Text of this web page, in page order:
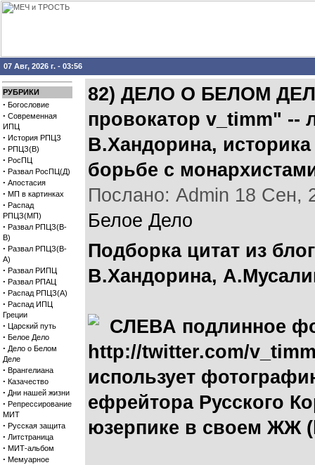
07 Авг, 2026 г. - 03:56
РУБРИКИ
· Богословие
· Современная
ИПЦ
· История РПЦЗ
· РПЦЗ(В)
· РосПЦ
· Развал РосПЦ(Д)
· Апостасия
· МП в картинках
· Распад
РПЦЗ(МП)
· Развал РПЦЗ(В-
В)
· Развал РПЦЗ(В-
А)
· Развал РИПЦ
· Развал РПАЦ
· Распад РПЦЗ(А)
· Распад ИПЦ
Греции
· Царский путь
· Белое Дело
· Дело о Белом
Деле
· Врангелиана
· Казачество
· Дни нашей жизни
· Репрессирование
МИТ
· Русская защита
· Литстраница
· МИТ-альбом
· Мемуарное
82) ДЕЛО О БЕЛОМ
провокатор v_timm" --
В.Хандорина,
борьбе с
Послано: Admin 18 Сен,
Белое Дело
Подборка цитат из
В.Хандорина,
СЛЕВА подлинное
http://twitter.com/
использует
ефрейтора Русского
юзерпике в своем ЖЖ